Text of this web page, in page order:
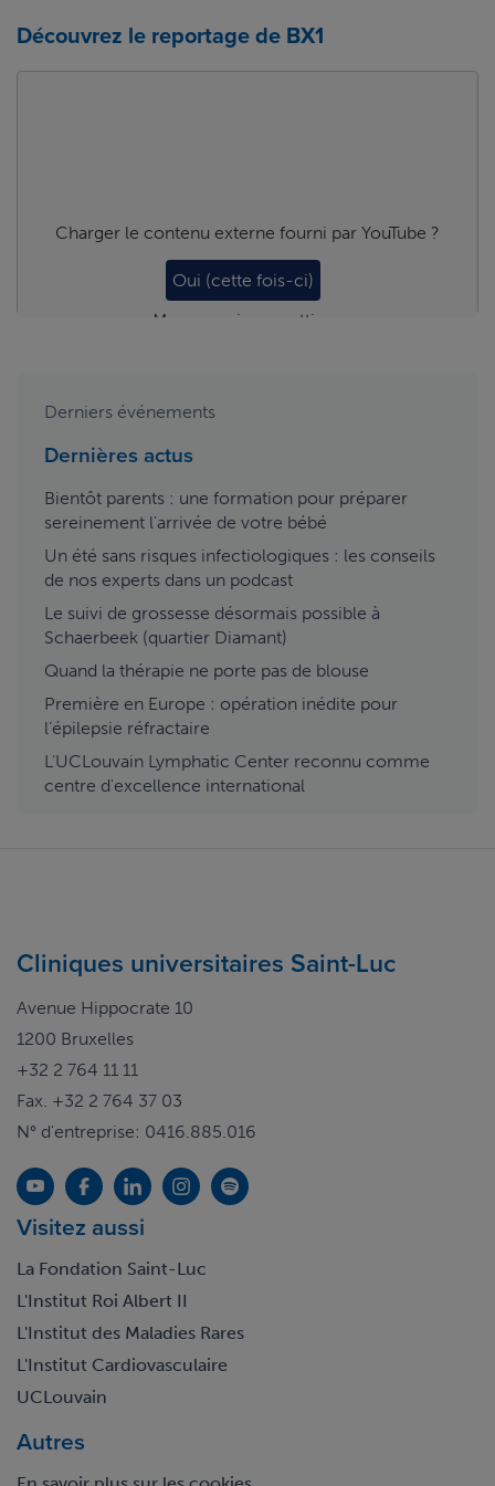
Découvrez le reportage de BX1
Charger le contenu externe fourni par YouTube ?
Oui (cette fois-ci)
Manage privacy settings
Derniers événements
Dernières actus
Bientôt parents : une formation pour préparer
sereinement l'arrivée de votre bébé
Un été sans risques infectiologiques : les conseils
de nos experts dans un podcast
Le suivi de grossesse désormais possible à
Schaerbeek (quartier Diamant)
Quand la thérapie ne porte pas de blouse
Première en Europe : opération inédite pour
l’épilepsie réfractaire
L’UCLouvain Lymphatic Center reconnu comme
centre d'excellence international
Cliniques universitaires Saint-Luc
Avenue Hippocrate 10
1200 Bruxelles
+32 2 764 11 11
Fax. +32 2 764 37 03
N° d'entreprise: 0416.885.016
Visitez aussi
La Fondation Saint-Luc
L'Institut Roi Albert II
L'Institut des Maladies Rares
L'Institut Cardiovasculaire
UCLouvain
Autres